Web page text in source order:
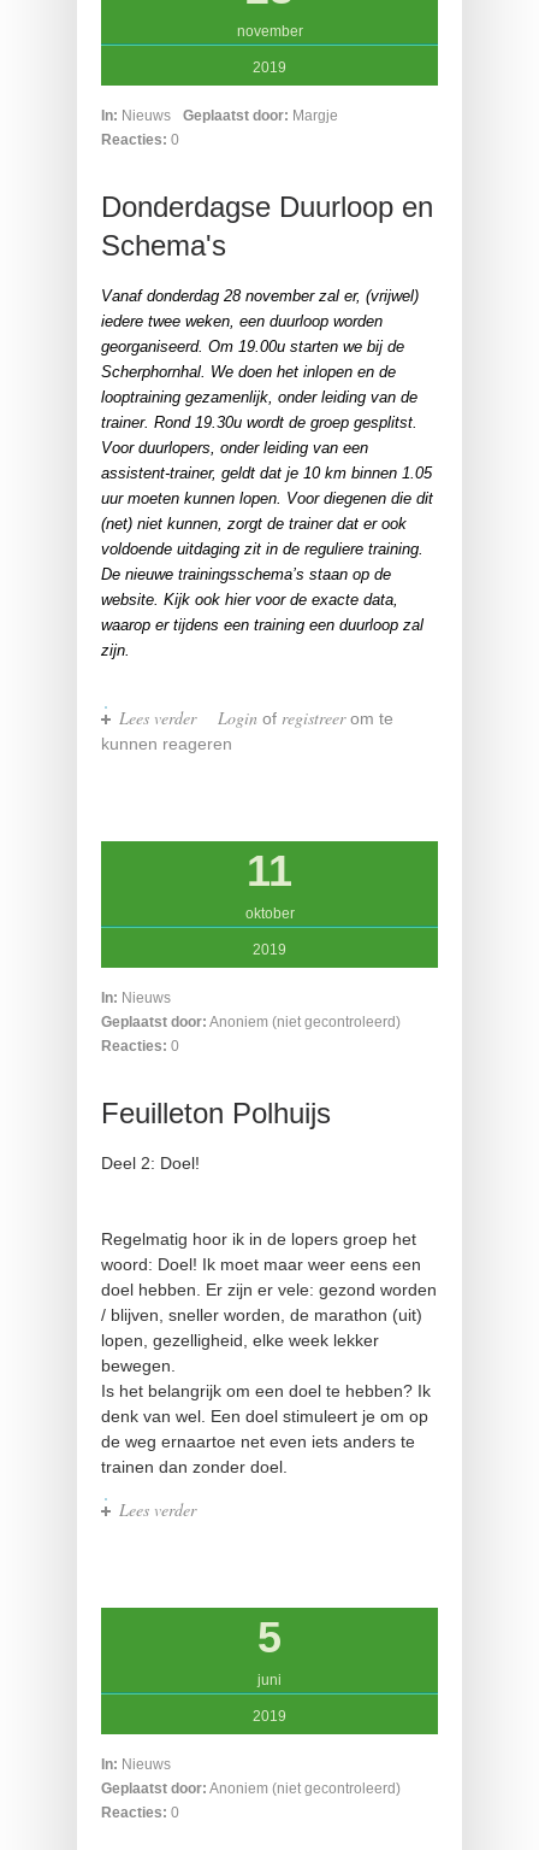
november
2019
In: Nieuws Geplaatst door: Margje
Reacties: 0
Donderdagse Duurloop en
Schema's
Vanaf donderdag 28 november zal er, (vrijwel)
iedere twee weken, een duurloop worden
georganiseerd. Om 19.00u starten we bij de
Scherphornhal. We doen het inlopen en de
looptraining gezamenlijk, onder leiding van de
trainer. Rond 19.30u wordt de groep gesplitst.
Voor duurlopers, onder leiding van een
assistent-trainer, geldt dat je 10 km binnen 1.05
uur moeten kunnen lopen. Voor diegenen die dit
(net) niet kunnen, zorgt de trainer dat er ook
voldoende uitdaging zit in de reguliere training.
De nieuwe trainingsschema’s staan op de
website. Kijk ook hier voor de exacte data,
waarop er tijdens een training een duurloop zal
zijn.
Lees verderover Donderdagse Duurloop en
Schema's
Login of registreerom te
kunnen reageren
11
oktober
2019
In: Nieuws
Geplaatst door: Anoniem (niet gecontroleerd)
Reacties: 0
Feuilleton Polhuijs
Deel 2: Doel!
Regelmatig hoor ik in de lopers groep het
woord: Doel! Ik moet maar weer eens een
doel hebben. Er zijn er vele: gezond worden
/ blijven, sneller worden, de marathon (uit)
lopen, gezelligheid, elke week lekker
bewegen.
Is het belangrijk om een doel te hebben? Ik
denk van wel. Een doel stimuleert je om op
de weg ernaartoe net even iets anders te
trainen dan zonder doel.
Lees verderover Feuilleton Polhuijs
5
juni
2019
In: Nieuws
Geplaatst door: Anoniem (niet gecontroleerd)
Reacties: 0